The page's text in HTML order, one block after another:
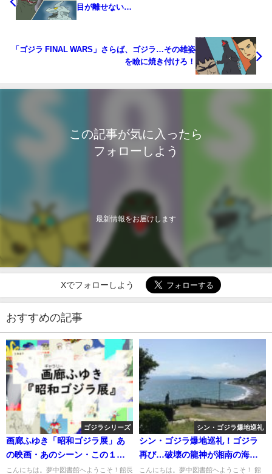
目が離せない…
「ゴジラ FINAL WARS」さらば、ゴジラ…その雄姿
を瞼に焼き付けろ！
この記事が気に入ったら
フォローしよう
最新情報をお届けします
Xでフォローしよう
おすすめの記事
ゴジラシリーズ
画廊ふゆき「昭和ゴジラ展」あ
の映画・あのシーン・この１
枚！
こんにちは。夢中図書館へようこそ！館長
シン・ゴジラ爆地巡礼
シン・ゴジラ爆地巡礼！ゴジラ
再び…破壊の龍神が湘南の海に
来襲
こんにちは。夢中図書館へようこそ！ 館